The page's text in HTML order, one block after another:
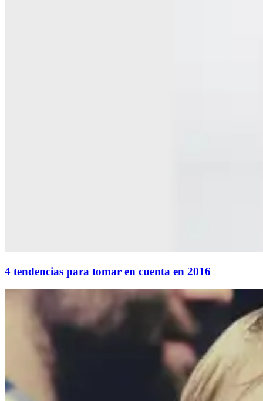
4 tendencias para tomar en cuenta en 2016